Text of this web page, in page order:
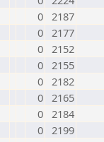
0 2187
0 2177
0 2152
0 2155
0 2182
0 2165
0 2184
0 2199